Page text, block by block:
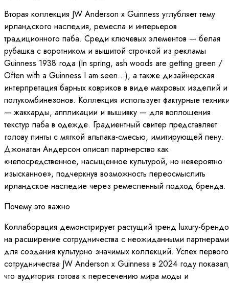
Вторая коллекция JW Anderson x Guinness углубляет тему
ирландского наследия, ремесла и интерьеров
традиционного паба. Среди ключевых элементов — белая
рубашка с воротником и вышитой строчкой из рекламы
Guinness 1938 года (In spring, ash woods are getting green /
Often with a Guinness I am seen…), а также дизайнерская
интерпретация барных ковриков в виде махровых изделий и
полукомбинезонов. Коллекция использует фактурные
— жаккарды, аппликации и вышивку — для воплощения
текстур паба в одежде. Градиентный свитер представляет
голову пинты с мягкой альпака-смесью, имитирующей пену.
Джонатан Андерсон описал партнерство как
«непосредственное, насыщенное культурой, но невероятно
изысканное», подчеркнув возможность переосмыслить
ирландское наследие через ремесленный подход бренда.
Почему это важно
Коллаборация демонстрирует растущий тренд luxury-
на расширение сотрудничества с неожиданными партнерами
для создания культурно значимых коллекций. Успех первого
сотрудничества JW Anderson x Guinness в 2024 году
что аудитория готова к пересечению мира моды и